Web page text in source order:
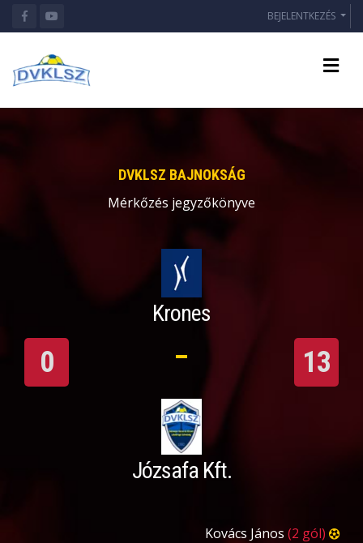
BEJELENTKEZÉS
DVKLSZ BAJNOKSÁG
Mérkőzés jegyzőkönyve
Krones
0 13
Józsafa Kft.
Kovács János (2 gól)